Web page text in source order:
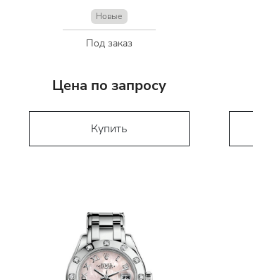
Новые
Под заказ
Цена по запросу
Купить